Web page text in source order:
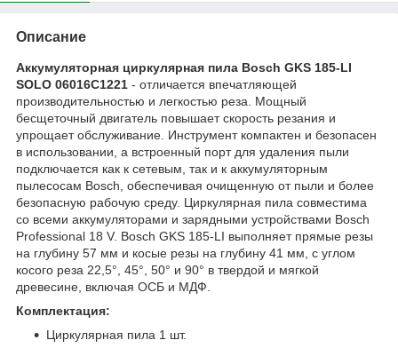
Описание
Аккумуляторная циркулярная пила Bosch GKS 185-LI
SOLO 06016C1221 - отличается впечатляющей
производительностью и легкостью реза. Мощный
бесщеточный двигатель повышает скорость резания и
упрощает обслуживание. Инструмент компактен и безопасен
в использовании, а встроенный порт для удаления пыли
подключается как к сетевым, так и к аккумуляторным
пылесосам Bosch, обеспечивая очищенную от пыли и более
безопасную рабочую среду. Циркулярная пила совместима
со всеми аккумуляторами и зарядными устройствами Bosch
Professional 18 V. Bosch GKS 185-LI выполняет прямые резы
на глубину 57 мм и косые резы на глубину 41 мм, с углом
косого реза 22,5°, 45°, 50° и 90° в твердой и мягкой
древесине, включая ОСБ и МДФ.
Комплектация:
Циркулярная пила 1 шт.